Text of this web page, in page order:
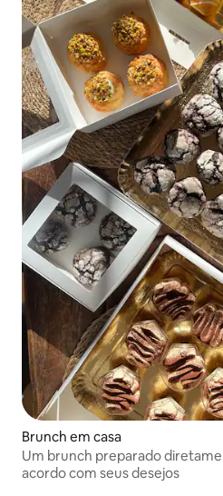
Brunch em casa
Um brunch preparado
acordo com seus desejos